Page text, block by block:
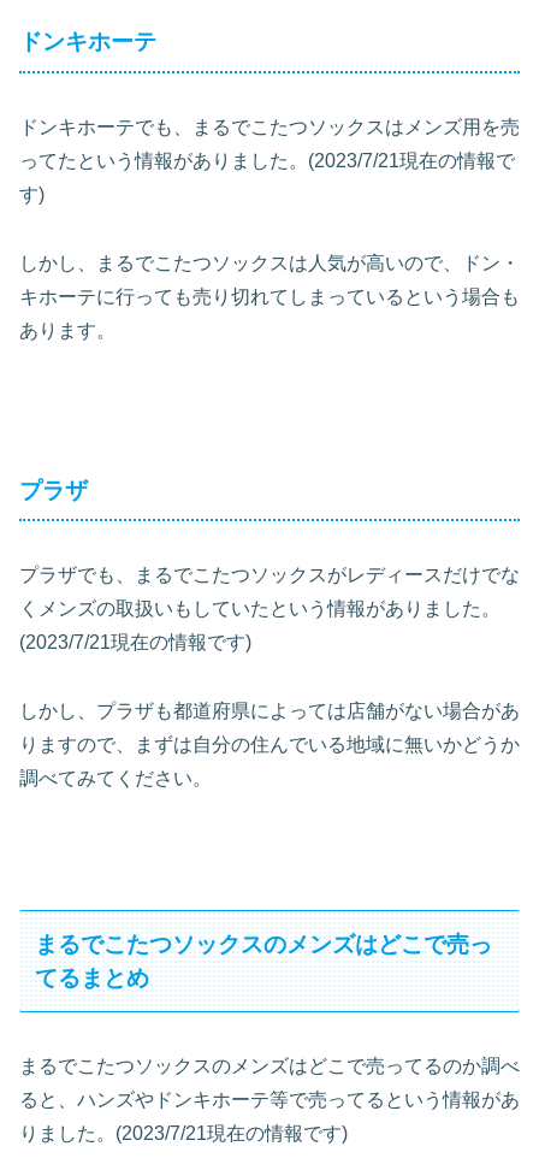
ドンキホーテ
ドンキホーテでも、まるでこたつソックスはメンズ用を売
ってたという情報がありました。(2023/7/21現在の情報で
す)
しかし、まるでこたつソックスは人気が高いので、ドン・
キホーテに行っても売り切れてしまっているという場合も
あります。
プラザ
プラザでも、まるでこたつソックスがレディースだけでな
くメンズの取扱いもしていたという情報がありました。
(2023/7/21現在の情報です)
しかし、プラザも都道府県によっては店舗がない場合があ
りますので、まずは自分の住んでいる地域に無いかどうか
調べてみてください。
まるでこたつソックスのメンズはどこで売っ
てるまとめ
まるでこたつソックスのメンズはどこで売ってるのか調べ
ると、ハンズやドンキホーテ等で売ってるという情報があ
りました。(2023/7/21現在の情報です)